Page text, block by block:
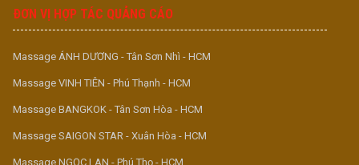
ĐƠN VỊ HỢP TÁC QUẢNG CÁO
Massage ÁNH DƯƠNG - Tân Sơn Nhì - HCM
Massage VINH TIÊN - Phú Thạnh - HCM
Massage BANGKOK - Tân Sơn Hòa - HCM
Massage SAIGON STAR - Xuân Hòa - HCM
Massage NGỌC LAN - Phú Thọ - HCM